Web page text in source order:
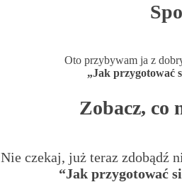
Oto przybywam ja z
„Jak przygotować
Zobacz, co
Nie czekaj, już teraz zdobądź
“Jak przygotować